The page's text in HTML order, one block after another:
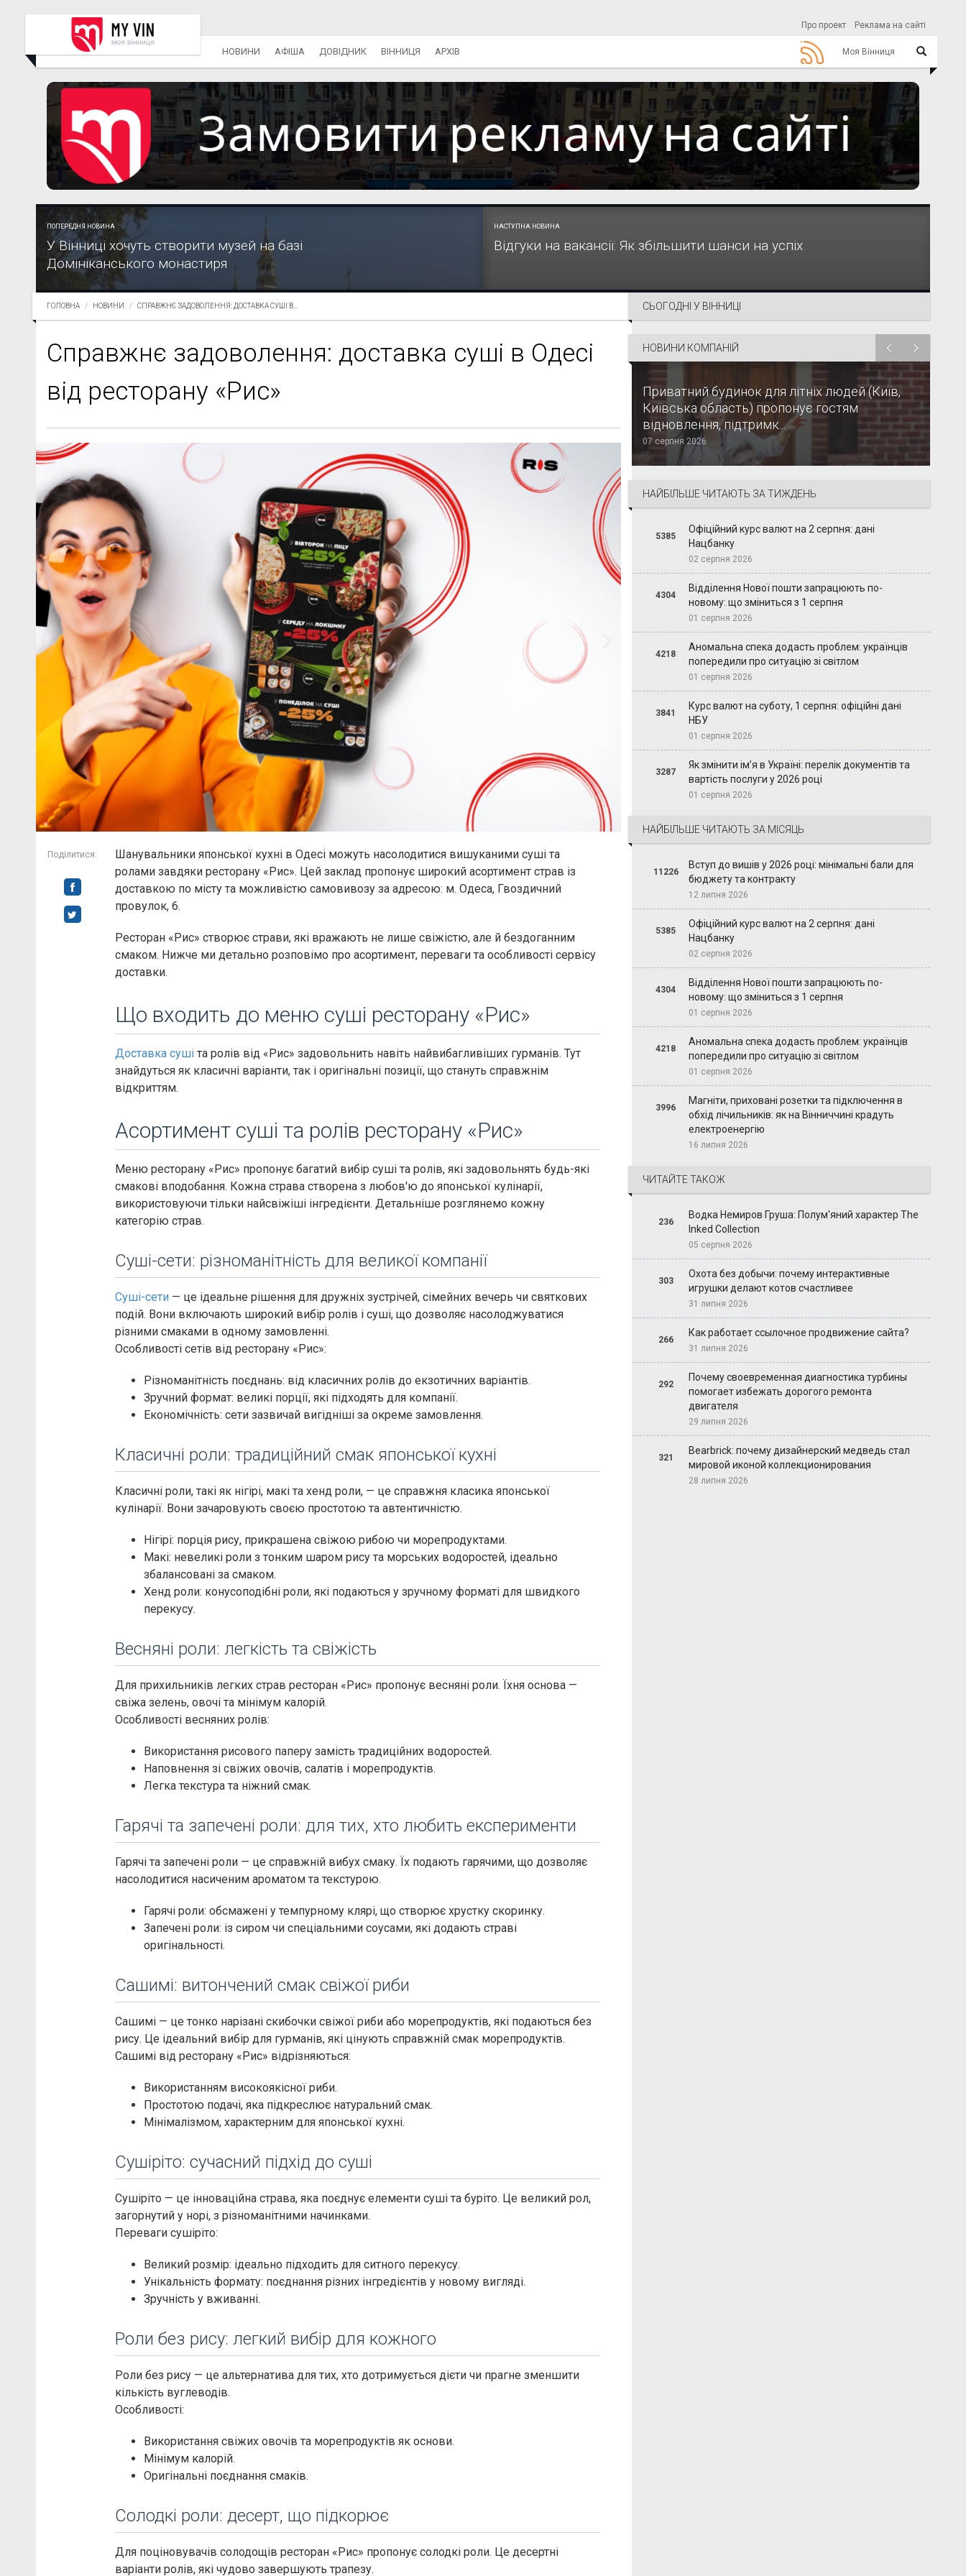
Про проект Реклама на сайті
Моя Вінниця
НОВИНИ АФІША ДОВІДНИК ВІННИЦЯ АРХІВ
ПОПЕРЕДНЯ НОВИНА
У Вінниці хочуть створити музей на базі
Домініканського монастиря
НАСТУПНА НОВИНА
Відгуки на вакансії: Як збільшити шанси на успіх
ГОЛОВНА НОВИНИ СПРАВЖНЄ ЗАДОВОЛЕННЯ: ДОСТАВКА СУШІ В...
Справжнє задоволення: доставка суші в Одесі
від ресторану «Рис»
Поділитися:
Шанувальники японської кухні в Одесі можуть насолодитися вишуканими суші та
ролами завдяки ресторану «Рис». Цей заклад пропонує широкий асортимент страв із
доставкою по місту та можливістю самовивозу за адресою: м. Одеса, Гвоздичний
провулок, 6.
Ресторан «Рис» створює страви, які вражають не лише свіжістю, але й бездоганним
смаком. Нижче ми детально розповімо про асортимент, переваги та особливості сервісу
доставки.
Що входить до меню суші ресторану «Рис»
Доставка суші та ролів від «Рис» задовольнить навіть найвибагливіших гурманів. Тут
знайдуться як класичні варіанти, так і оригінальні позиції, що стануть справжнім
відкриттям.
Асортимент суші та ролів ресторану «Рис»
Меню ресторану «Рис» пропонує багатий вибір суші та ролів, які задовольнять будь-які
смакові вподобання. Кожна страва створена з любов'ю до японської кулінарії,
використовуючи тільки найсвіжіші інгредієнти. Детальніше розглянемо кожну
категорію страв.
Суші-сети: різноманітність для великої компанії
Суші-сети — це ідеальне рішення для дружніх зустрічей, сімейних вечерь чи святкових
подій. Вони включають широкий вибір ролів і суші, що дозволяє насолоджуватися
різними смаками в одному замовленні.
Особливості сетів від ресторану «Рис»:
Різноманітність поєднань: від класичних ролів до екзотичних варіантів.
Зручний формат: великі порції, які підходять для компанії.
Економічність: сети зазвичай вигідніші за окреме замовлення.
Класичні роли: традиційний смак японської кухні
Класичні роли, такі як нігірі, макі та хенд роли, — це справжня класика японської
кулінарії. Вони зачаровують своєю простотою та автентичністю.
Нігірі: порція рису, прикрашена свіжою рибою чи морепродуктами.
Макі: невеликі роли з тонким шаром рису та морських водоростей, ідеально
збалансовані за смаком.
Хенд роли: конусоподібні роли, які подаються у зручному форматі для швидкого
перекусу.
Весняні роли: легкість та свіжість
Для прихильників легких страв ресторан «Рис» пропонує весняні роли. Їхня основа —
свіжа зелень, овочі та мінімум калорій.
Особливості весняних ролів:
Використання рисового паперу замість традиційних водоростей.
Наповнення зі свіжих овочів, салатів і морепродуктів.
Легка текстура та ніжний смак.
Гарячі та запечені роли: для тих, хто любить експерименти
Гарячі та запечені роли — це справжній вибух смаку. Їх подають гарячими, що дозволяє
насолодитися насиченим ароматом та текстурою.
Гарячі роли: обсмажені у темпурному клярі, що створює хрустку скоринку.
Запечені роли: із сиром чи спеціальними соусами, які додають страві
оригінальності.
Сашимі: витончений смак свіжої риби
Сашимі — це тонко нарізані скибочки свіжої риби або морепродуктів, які подаються без
рису. Це ідеальний вибір для гурманів, які цінують справжній смак морепродуктів.
Сашимі від ресторану «Рис» відрізняються:
Використанням високоякісної риби.
Простотою подачі, яка підкреслює натуральний смак.
Мінімалізмом, характерним для японської кухні.
Сушіріто: сучасний підхід до суші
Сушіріто — це інноваційна страва, яка поєднує елементи суші та буріто. Це великий рол,
загорнутий у норі, з різноманітними начинками.
Переваги сушіріто:
Великий розмір: ідеально підходить для ситного перекусу.
Унікальність формату: поєднання різних інгредієнтів у новому вигляді.
Зручність у вживанні.
Роли без рису: легкий вибір для кожного
Роли без рису — це альтернатива для тих, хто дотримується дієти чи прагне зменшити
кількість вуглеводів.
Особливості:
Використання свіжих овочів та морепродуктів як основи.
Мінімум калорій.
Оригінальні поєднання смаків.
Солодкі роли: десерт, що підкорює
Для поціновувачів солодощів ресторан «Рис» пропонує солодкі роли. Це десертні
варіанти ролів, які чудово завершують трапезу.
СЬОГОДНІ У ВІННИЦІ
НОВИНИ КОМПАНІЙ
Приватний будинок для літніх людей (Київ,
Київська область) пропонує гостям
відновлення, підтримк...
07 серпня 2026
НАЙБІЛЬШЕ ЧИТАЮТЬ ЗА ТИЖДЕНЬ
5385
Офіційний курс валют на 2 серпня: дані
Нацбанку
02 серпня 2026
4304
Відділення Нової пошти запрацюють по-
новому: що зміниться з 1 серпня
01 серпня 2026
4218
Аномальна спека додасть проблем: українців
попередили про ситуацію зі світлом
01 серпня 2026
3841
Курс валют на суботу, 1 серпня: офіційні дані
НБУ
01 серпня 2026
3287
Як змінити ім’я в Україні: перелік документів та
вартість послуги у 2026 році
01 серпня 2026
НАЙБІЛЬШЕ ЧИТАЮТЬ ЗА МІСЯЦЬ
11226
Вступ до вишів у 2026 році: мінімальні бали для
бюджету та контракту
12 липня 2026
5385
Офіційний курс валют на 2 серпня: дані
Нацбанку
02 серпня 2026
4304
Відділення Нової пошти запрацюють по-
новому: що зміниться з 1 серпня
01 серпня 2026
4218
Аномальна спека додасть проблем: українців
попередили про ситуацію зі світлом
01 серпня 2026
3996
Магніти, приховані розетки та підключення в
обхід лічильників: як на Вінниччині крадуть
електроенергію
16 липня 2026
ЧИТАЙТЕ ТАКОЖ
236
Водка Немиров Груша: Полум'яний характер The
Inked Collection
05 серпня 2026
303
Охота без добычи: почему интерактивные
игрушки делают котов счастливее
31 липня 2026
266
Как работает ссылочное продвижение сайта?
31 липня 2026
292
Почему своевременная диагностика турбины
помогает избежать дорогого ремонта
двигателя
29 липня 2026
321
Bearbrick: почему дизайнерский медведь стал
мировой иконой коллекционирования
28 липня 2026